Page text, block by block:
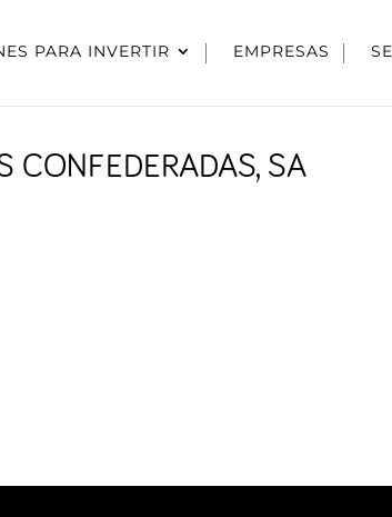
PARA INVERTIR EMPRESAS
CONFEDERADAS, SA